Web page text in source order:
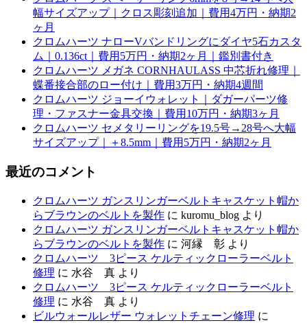
幅サイズアップ｜クロス彫刻追加｜費用4万円・納期2
ヶ月
クロムハーツ ナローVバンドリングにダイヤ5石カスタ
ム｜0.136ct｜費用5万円・納期2ヶ月｜鑑別書付き
クロムハーツ メガネ CORNHAULASS 中芯折れ修理｜
蝶番接合部のロー付け｜費用3万円・納期4週間
クロムハーツ ジョーイウォレット｜ダガーパーツ修
理・ファスナー金具交換｜費用10万円・納期3ヶ月
クロムハーツ セメタリーリングを19.5号→28号へ大幅
サイズアップ｜＋8.5mm｜費用5万円・納期2ヶ月
最近のコメント
クロムハーツ ガンスリンガーベルトキャスケット帽か
らブラウンのベルトを製作 に kuromu_blog より
クロムハーツ ガンスリンガーベルトキャスケット帽か
らブラウンのベルトを製作 に 河縁 彰 より
クロムハーツ 3ピース ケルティックローラーベルト
修理 に 水谷 真 より
クロムハーツ 3ピース ケルティックローラーベルト
修理 に 水谷 真 より
ビルウォールレザー ウォレットチェーン修理 に